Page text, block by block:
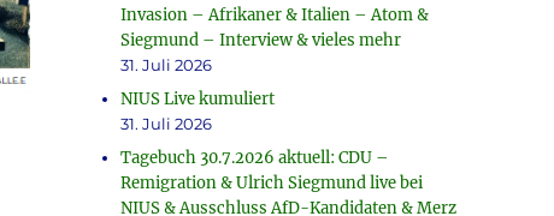
Invasion – Afrikaner & Italien – Atom &
Siegmund – Interview & vieles mehr
31. Juli 2026
NIUS Live kumuliert
31. Juli 2026
Tagebuch 30.7.2026 aktuell: CDU –
Remigration & Ulrich Siegmund live bei
NIUS & Ausschluss AfD-Kandidaten & Merz